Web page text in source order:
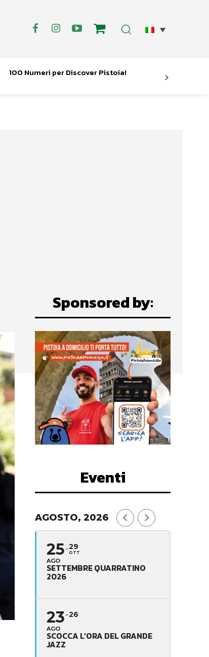
100 Numeri per Discover Pistoia!
Sponsored by:
Eventi
AGOSTO, 2026
25
AGO
29
OTT
SETTEMBRE QUARRATINO
2026
23
AGO
26
SCOCCA L’ORA DEL GRANDE
JAZZ